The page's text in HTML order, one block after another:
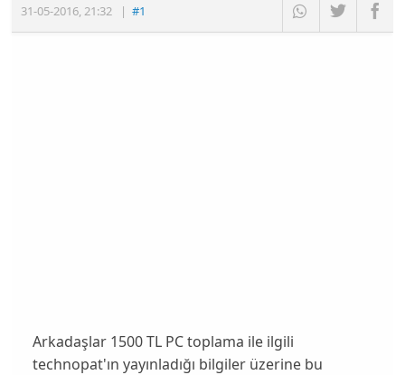
31-05-2016,21:32 |#1
Arkadaşlar 1500 TL PC toplama ile ilgili
technopat'ın yayınladığı bilgiler üzerine bu